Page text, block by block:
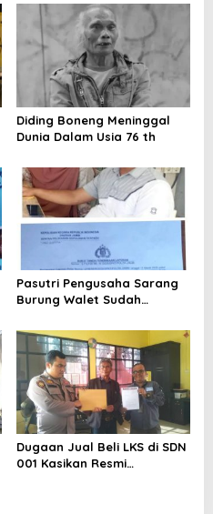
Diding Boneng Meninggal
Dunia Dalam Usia 76 th
Pasutri Pengusaha Sarang
Burung Walet Sudah
Pelapor Desak Polda Jambi
Segera Lakukan Penahanan
Dugaan Jual Beli LKS di SDN
001 Kasikan Resmi